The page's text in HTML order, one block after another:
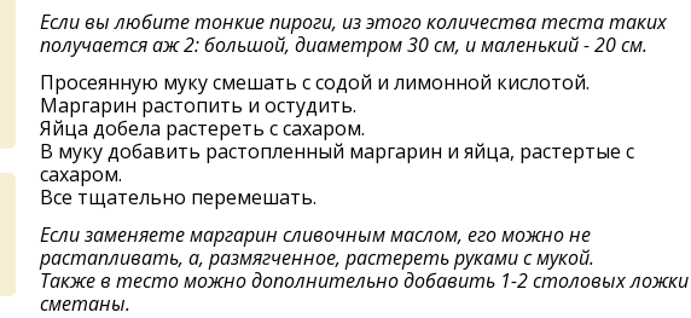
Если вы любите тонкие пироги, из этого количества теста таких
получается аж 2: большой, диаметром 30 см, и маленький - 20 см.
Просеянную муку смешать с содой и лимонной кислотой.
Маргарин растопить и остудить.
Яйца добела растереть с сахаром.
В муку добавить растопленный маргарин и яйца, растертые с
сахаром.
Все тщательно перемешать.
Если заменяете маргарин сливочным маслом, его можно не
растапливать, а, размягченное, растереть руками с мукой.
Также в тесто можно дополнительно добавить 1-2 столовых ложки
сметаны.